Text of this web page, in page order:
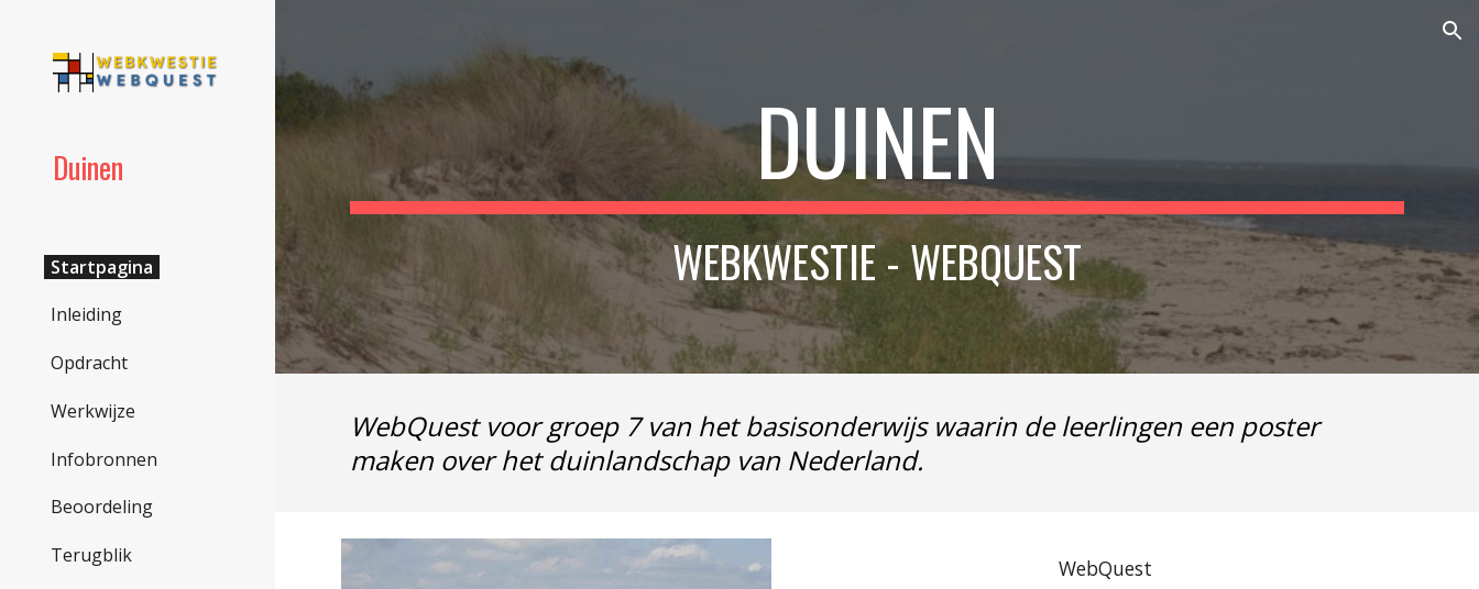
Duinen
Startpagina
Inleiding
Opdracht
Werkwijze
Infobronnen
Beoordeling
Terugblik
DUINEN
WEBKWESTIE - WEBQUEST
WebQuest voor groep 7 van het basisonderwijs waarin de leerlingen een poster
maken over het duinlandschap van Nederland.
WebQuest